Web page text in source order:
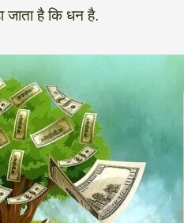
जाता है कि धन है.